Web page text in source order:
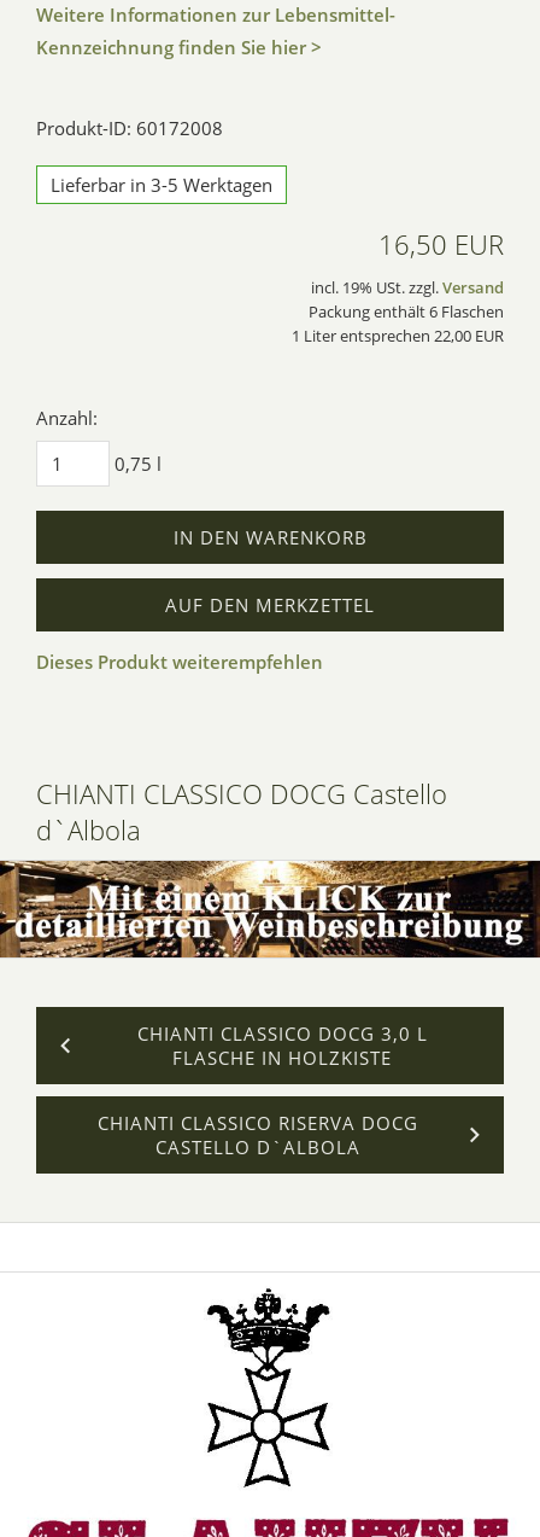
Weitere Informationen zur Lebensmittel-
Kennzeichnung finden Sie hier >
Produkt-ID: 60172008
Lieferbar in 3-5 Werktagen
16,50 EUR
incl. 19% USt. zzgl.Versand
Packung enthält 6 Flaschen
1 Liter entsprechen 22,00 EUR
Anzahl:
0,75 l
IN DEN WARENKORB
AUF DEN MERKZETTEL
Dieses Produkt weiterempfehlen
CHIANTI CLASSICO DOCG Castello
d`Albola
CHIANTI CLASSICO DOCG 3,0 L
FLASCHE IN HOLZKISTE
CHIANTI CLASSICO RISERVA DOCG
CASTELLO D`ALBOLA